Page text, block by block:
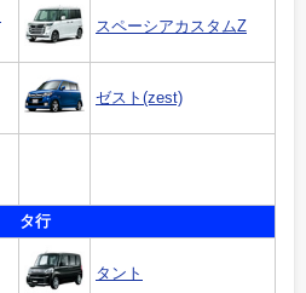
スペーシアカスタムZ
ゼスト(zest)
タ行
タント